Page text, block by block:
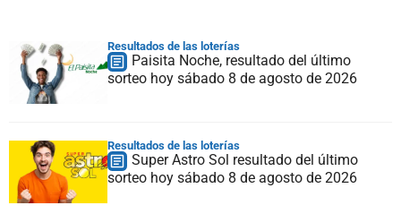
Resultados de las loterías
Paisita Noche, resultado del último
sorteo hoy sábado 8 de agosto de 2026
Resultados de las loterías
Super Astro Sol resultado del último
sorteo hoy sábado 8 de agosto de 2026